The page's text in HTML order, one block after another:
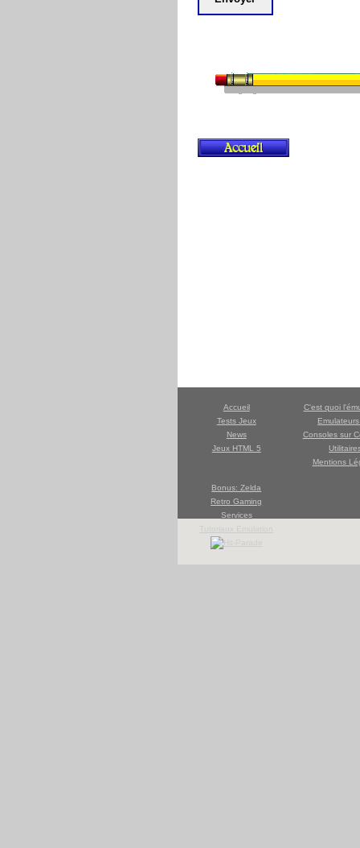
Accueil
Tests Jeux
News
Jeux HTML 5
C'est quoi
Consoles sur
Mentions
Bonus: Zelda
Retro Gaming
Services